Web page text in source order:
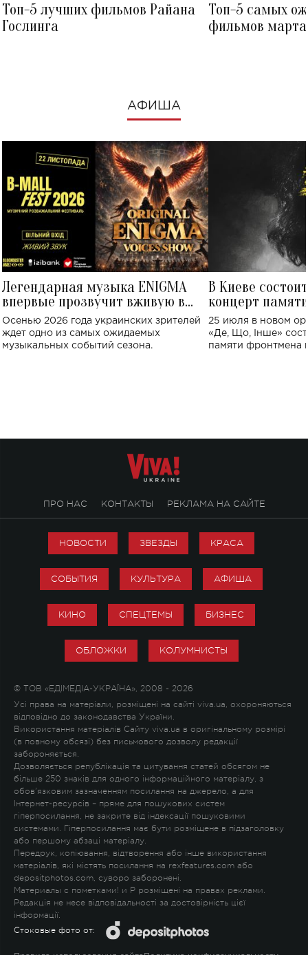
Топ-5 лучших фильмов Райана
Гослинга
Топ-5 самых
фильмов
АФИША
Легендарная музыка ENIGMA
впервые прозвучит вживую в
Украине: где состоится концерт
Осенью 2026 года украинских зрителей
ждет одно из самых ожидаемых
музыкальных событий сезона.
В Киеве
концерт
Клименко:
исполнят песни
25 июля в новом
«Де, Що, Інше»
памяти фронтмена
ПРО НАС КОНТАКТЫ РЕКЛАМА НА САЙТЕ
НОВОСТИ ЗВЕЗДЫ КРАСА
СОБЫТИЯ КУЛЬТУРА АФИША
КИНО СПЕЦТЕМЫ БИЗНЕС
ОБЛОЖКИ КОЛУМНИСТЫ
© ТОВ «ЕДІМЕДІА-УКРАЇНА», 2008 - 2026
Усі права на матеріали, розміщені на сайті viva.ua, охороняються
відповідно до законодавства України.
Використання матеріалів Сайту viva.ua в оригінальному розмірі
(в повному обсязі) без письмового дозволу редакції
забороняється.
Дозволяється републікація та цитування статей обсягом не
більше 250 знаків для одного інформаційного матеріалу, з
обов'язковим зазначенням посилання на джерело, а для
Інтернет-ресурсів – пряме для пошукових систем
гіперпосилання, не закрите від індексації пошуковими
системами. Гіперпосилання має бути розміщене в підзаголовку
або першому абзаці матеріалу.
Передрук, копіювання, відтворення або інше використання
матеріалів, які містять посилання на rexfeatures.com або
depositphotos.com, суворо заборонені.
Материалы с пометками! и P розміщені на правах реклами.
Редакція не несе відповідальності за достовірність цієї
інформації.
Стоковые фото от: